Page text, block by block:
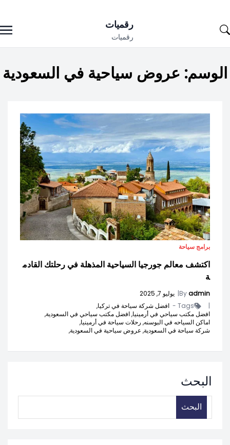
to
رقميات
رقميات
الوسم: عروض سياحية في السعودية
برامج سياحة
اكتشف معالم جورجيا السياحية المذهلة في رحلتك القادم
ة
Byadmin
| يوليو 7, 2025
|
Tags -
افضل شركة سياحة في تركيا,
افضل مكتب سياحي في أرمينيا,افضل مكتب سياحي في السعودية,
اماكن السياحه في البوسنه, رحلات سياحة في أرمينيا,
شركة سياحة في السعودية, عروض سياحية في السعودية,
البحث
البحث